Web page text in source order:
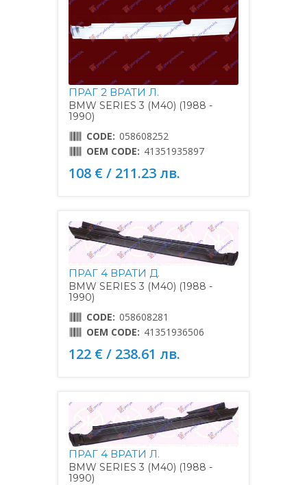
ПРАГ 2 ВРАТИ Л.
BMW SERIES 3 (M40) (1988 -
1990)
CODE: 058608252
OEM CODE: 41351935897
108 € / 211.23 лв.
ПРАГ 4 ВРАТИ Д.
BMW SERIES 3 (M40) (1988 -
1990)
CODE: 058608281
OEM CODE: 41351936506
122 € / 238.61 лв.
ПРАГ 4 ВРАТИ Л.
BMW SERIES 3 (M40) (1988 -
1990)